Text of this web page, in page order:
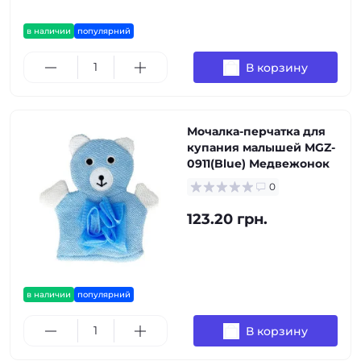
в наличии популярний
В корзину
в наличии популярний
Мочалка-перчатка для
купания малышей MGZ-
0911(Blue) Медвежонок
0
123.20 грн.
В корзину